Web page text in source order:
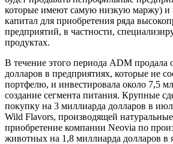
которые имеют самую низкую маржу) и
капитал для приобретения ряда
предприятий, в частности,
продуктах.
В течение этого периода ADM продала
долларов в предприятиях, которые не
портфелю, и инвестировала около 7,5
создание сегмента питания. Крупные
покупку на 3 миллиарда долларов в
Wild Flavors, производящей
приобретение компании Neovia по
животных на 1,8 миллиарда долларов в